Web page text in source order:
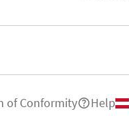
of Conformity Help